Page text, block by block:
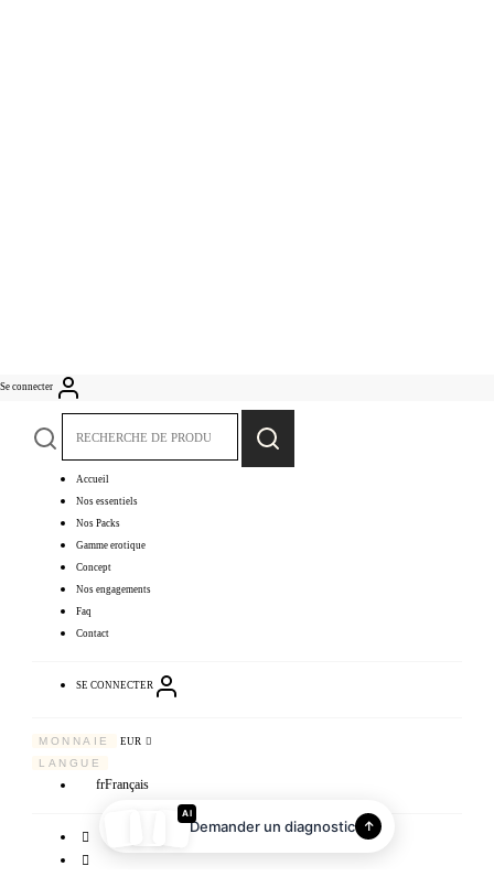
AI
Demander un diagnostic ↑
Se connecter
RECHERCHE
POUR :
Recherche
Accueil
Nos essentiels
Nos Packs
Gamme erotique
Concept
Nos engagements
Faq
Contact
SE CONNECTER
MONNAIE EUR
LANGUE
frFrançais